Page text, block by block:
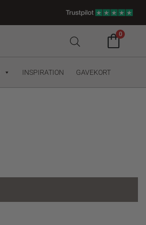
0
INSPIRATION GAVEKORT